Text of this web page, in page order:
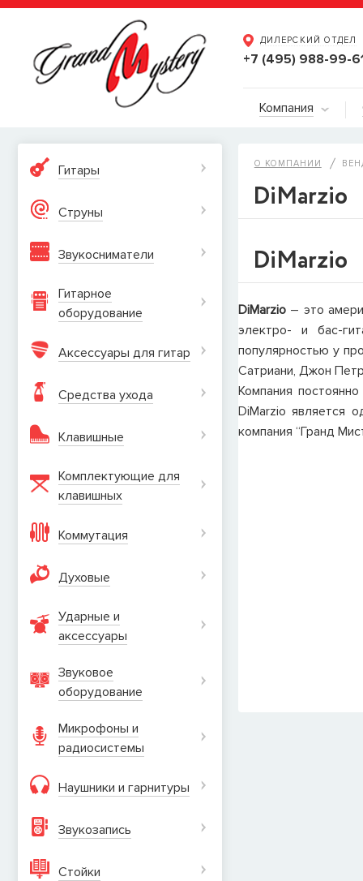
ДИЛЕРСКИЙ ОТДЕЛ
+7 (495) 988-99-
Компания
Гитары
Струны
Звукосниматели
Гитарное
оборудование
Аксессуары для гитар
Средства ухода
Клавишные
Комплектующие для
клавишных
Коммутация
Духовые
Ударные и
аксеcсуары
Звуковое
оборудование
Микрофоны и
радиосистемы
Наушники и гарнитуры
Звукозапись
Стойки
О КОМПАНИИ
DiMarzio
DiMarzio
DiMarzio– это
электро- и бас-
популярностью у
Сатриани, Джон
Компания
DiMarzio является
компания “Гранд